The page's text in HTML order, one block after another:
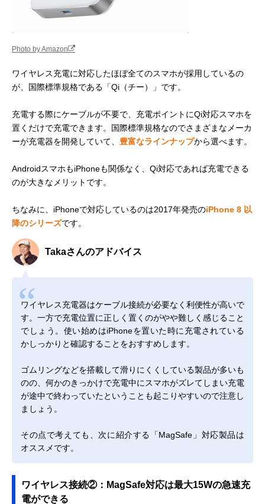
Photo by Amazon
ワイヤレス充電に対応したほぼ全てのスマホが採用しているの
が、国際標準規格である「Qi（チー）」です。
充電する際にケーブルが不要で、充電ポイントにQi対応スマホを
置くだけで充電できます。国際標準規格なのでさまざまなメーカ
ーが充電器を開発していて、 豊富なラインナップから選べます。
AndroidスマホもiPhoneも関係なく、Qi対応であれば充電できる
のが大きなメリットです。
ちなみに、iPhoneで対応しているのは2017年発売のiPhone 8 以
降のシリーズです。
Takaさんのアドバイス
ワイヤレス充電器はケーブル接続が必要なく利便性が高いで
す。一方で充電位置に正しく置くのがやや難しく感じること
でしょう。使い始めはiPhoneを置いた時に充電されている
かしっかりと確認することをおすすめします。
ゴムリングなどを搭載して滑りにくくしている製品が多いも
のの、何かのきっかけで充電中にスマホがズレてしまい充電
が途中で終わっていたということも起こりやすいので注意し
ましょう。
その点で考えても、次に紹介する「MagSafe」対応製品は
オススメです。
ワイヤレス接続②：MagSafe対応は最大15Wの急速充
電ができる